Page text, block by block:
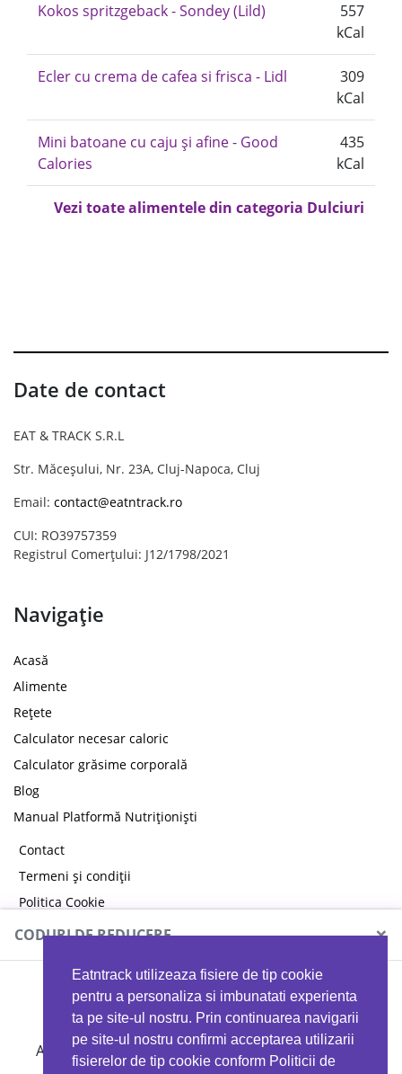
Eatntrack utilizeaza fisiere de tip cookie
pentru a personaliza si imbunatati experienta
ta pe site-ul nostru. Prin continuarea navigarii
pe site-ul nostru confirmi acceptarea utilizarii
fisierelor de tip cookie conform Politicii de
Kokos spritzgeback - Sondey (Lild)
557
kCal
Ecler cu crema de cafea si frisca - Lidl
309
kCal
Mini batoane cu caju și afine - Good
Calories
435
kCal
Vezi toate alimentele din categoria Dulciuri
Date de contact
EAT & TRACK S.R.L
Str. Măceșului, Nr. 23A, Cluj-Napoca, Cluj
Email: contact@eatntrack.ro
CUI: RO39757359
Registrul Comerțului: J12/1798/2021
Navigație
Acasă
Alimente
Rețete
Calculator necesar caloric
Calculator grăsime corporală
Blog
Manual Platformă Nutriționiști
Contact
Termeni și condiții
Politica Cookie
Politica de confidențialitate
CODURI DE REDUCERE ×
MYPROTEIN
Ai 40%reducere la orice comandă folosind codul